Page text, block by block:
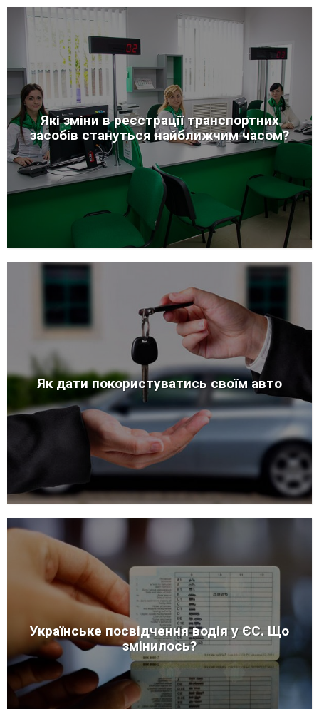
Які зміни в реєстрації транспортних
засобів стануться найближчим часом?
Як дати покористуватись своїм авто
Українське посвідчення водія у ЄС. Що
змінилось?